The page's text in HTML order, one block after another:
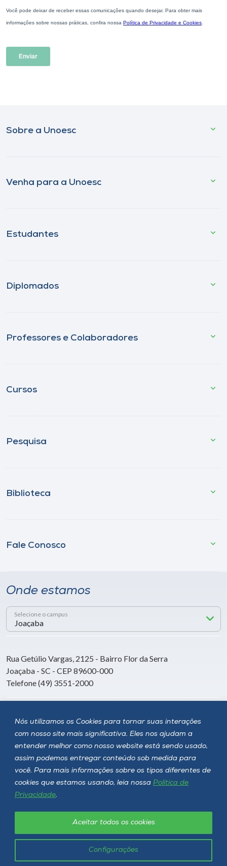
Nós utilizamos os Cookies para tornar suas interações
com nosso site mais significativa. Eles nos ajudam a
entender melhor como nosso website está sendo usado,
assim podemos entregar conteúdo sob medida para
você. Para mais informações sobre os tipos diferentes de
cookies que estamos usando, leia nossa Política de
Privacidade.
Configurações
Aceitar todos os cookies
Sobre a Unoesc
Venha para a Unoesc
Estudantes
Diplomados
Professores e Colaboradores
Cursos
Pesquisa
Biblioteca
Fale Conosco
Onde estamos
Selecione o campus
Rua Getúlio Vargas, 2125 - Bairro Flor da Serra
Joaçaba - SC - CEP 89600-000
Telefone (49) 3551-2000
Siga a Unoesc
Unoesc © 2026 - Todos os direitos reservados
Política de privacidade LGPD